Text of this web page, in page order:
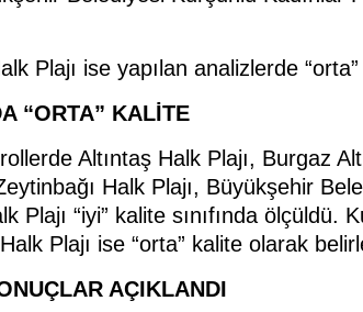
Plajı ise yapılan analizlerde
“ORTA” KALİTE
Altıntaş Halk Plajı, Burgaz
Halk Plajı, Büyükşehir
Plajı “iyi” kalite sınıfında ölçüldü.
Plajı ise “orta” kalite olarak
AÇIKLANDI